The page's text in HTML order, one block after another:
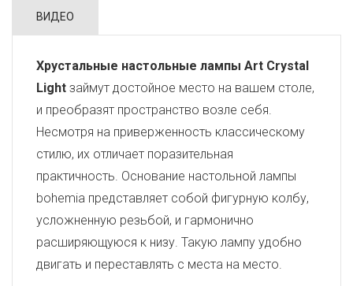
ВИДЕО
Хрустальные настольные лампы Art Crystal
Light займут достойное место на вашем столе,
и преобразят пространство возле себя.
Несмотря на приверженность классическому
стилю, их отличает поразительная
практичность. Основание настольной лампы
bohemia представляет собой фигурную колбу,
усложненную резьбой, и гармонично
расширяющуюся к низу. Такую лампу удобно
двигать и переставлять с места на место.